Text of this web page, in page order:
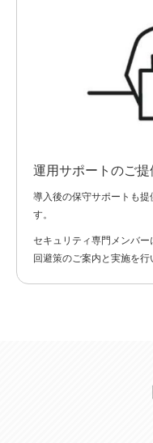
運用サポートのご提
導入後の保守サポートも
す。
セキュリティ専門メンバ
回避策のご案内と実施を行